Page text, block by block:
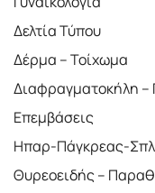
Δελτία Τύπου
Δέρμα – Τοίχωμα
Διαφραγματοκήλη –
Επεμβάσεις
Ηπαρ-Πάγκρεας-
Θυρεοειδής –